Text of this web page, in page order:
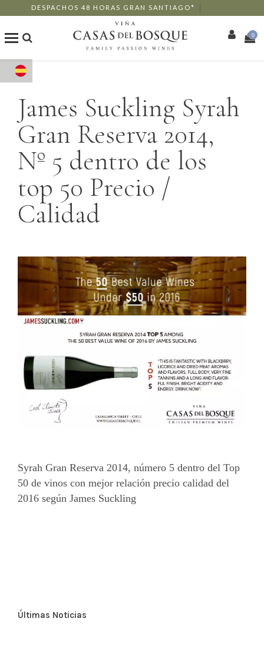
DESPACHOS 48 HORAS GRAN SANTIAGO*
Tienda Online
Nuestros Vinos
Enoturismo
Restaurants
Eventos
Más
0
James Suckling Syrah
Gran Reserva 2014,
Nº 5 dentro de los
top 50 Precio /
Calidad
Syrah Gran Reserva 2014, número 5 dentro del Top
50 de vinos con mejor relación precio calidad del
2016 según James Suckling
Últimas Noticias